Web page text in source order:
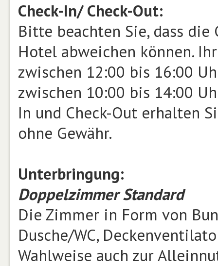
Check-In/ Check-Out:
Bitte beachten Sie, dass die
Hotel abweichen können.
zwischen 12:00 bis 16:00
zwischen 10:00 bis 14:00
In und Check-Out erhalten
ohne Gewähr.
Unterbringung:
Doppelzimmer Standard
Die Zimmer in Form von
Dusche/WC,
Wahlweise auch zur